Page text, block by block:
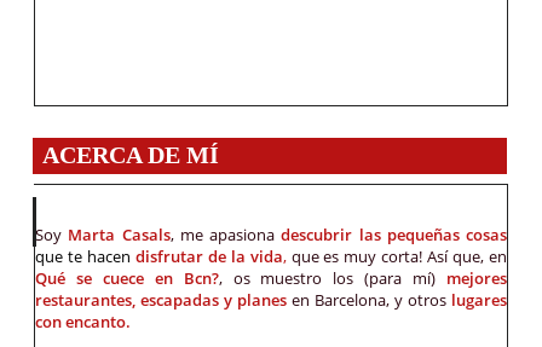
ACERCA DE MÍ
Soy Marta Casals, me apasionadescubrir las pequeñas cosas
que te hacen disfrutar de la vida,que es muy corta! Así que, en
Qué se cuece en Bcn?, os muestro los (para mí) mejores
restaurantes, escapadas y planes en Barcelona, y otros lugares
con encanto.